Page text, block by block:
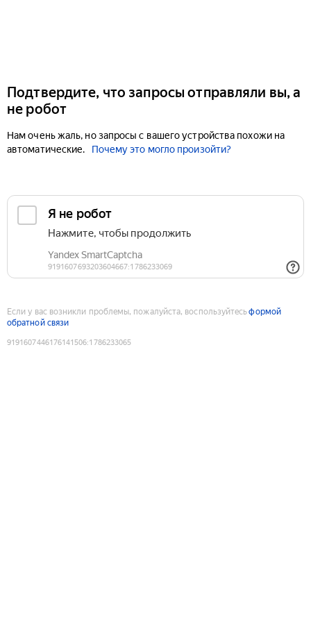
Подтвердите, что запросы отправляли вы, а
не робот
Нам очень жаль, но запросы с вашего устройства похожи на
автоматические.
Почему это могло произойти?
Если у вас возникли проблемы, пожалуйста, воспользуйтесьформой
обратной связи
9191607446176141506:1786233065